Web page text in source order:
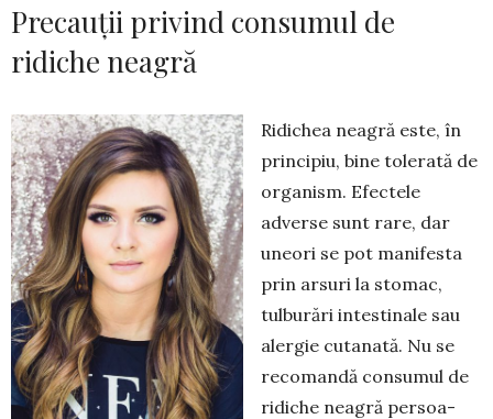
Precauții privind consumul de
ridiche neagră
Ridichea neagră este, în
prin­cipiu, bine tole­rată de
organism. Efectele
adverse sunt rare, dar
uneori se pot manifesta
prin arsuri la stomac,
tulburări intestinale sau
alergie cutanată. Nu se
recomandă consumul de
ridiche neagră persoa­